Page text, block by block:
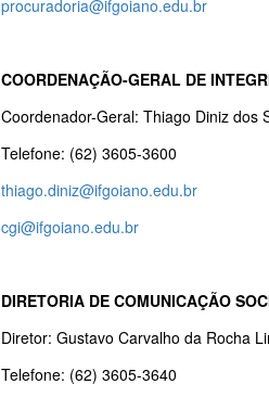
procuradoria@ifgoiano.edu.br
COORDENAÇÃO-GERAL DE
Coordenador-Geral: Thiago Diniz dos
Telefone: (62) 3605-3600
thiago.diniz@ifgoiano.edu.br
cgi@ifgoiano.edu.br
DIRETORIA DE COMUNICAÇÃO
Diretor: Gustavo Carvalho da Rocha
Telefone: (62) 3605-3640